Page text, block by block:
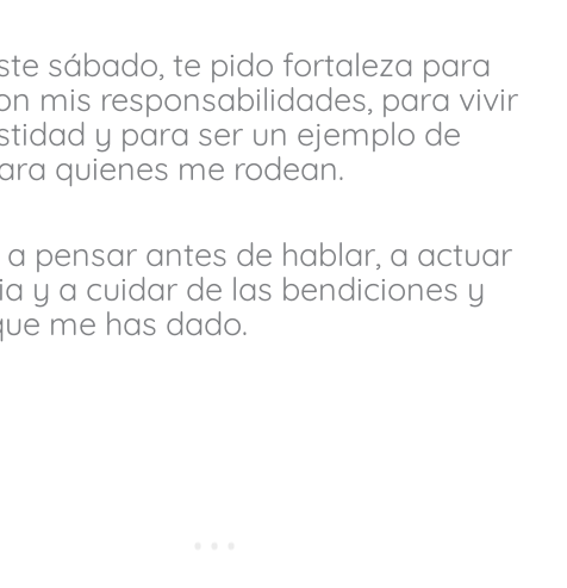
sábado, te pido fortaleza para
mis responsabilidades, para vivir
y para ser un ejemplo de
quienes me rodean.
pensar antes de hablar, a actuar
y a cuidar de las bendiciones y
me has dado.